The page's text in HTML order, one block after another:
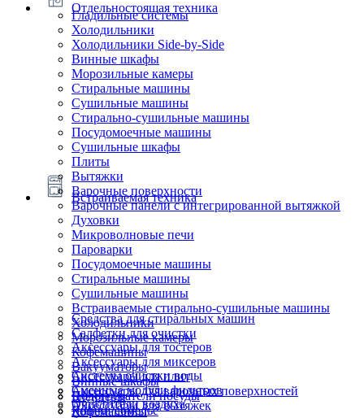
Отдельностоящая техника
Гладильные системы
Холодильники
Холодильники Side-by-Side
Винные шкафы
Морозильные камеры
Стиральные машины
Сушильные машины
Стирально-сушильные машины
Посудомоечные машины
Сушильные шкафы
Плиты
Встраиваемая техника
Вытяжки
Варочные поверхности
Варочные панели с интегрированной вытяжкой
Духовки
Микроволновые печи
Пароварки
Посудомоечные машины
Стиральные машины
Сушильные машины
Встраиваемые стирально-сушильные машины
Холодильники
Морозильные камеры
Кофемашины
Вакууматоры
Винные шкафы
Подогреватели посуды
Ящики сомелье
Блендеры
Кофемашины
Очистители воздуха
Системы очистки воды
Сменные модули фильтров
Аксессуары для тостеров
Аксессуары для миксеров
Аксессуары для плит
Аксессуары для варочных поверхностей
Аксессуары для вытяжек
Средства для стиральных машин
Салфетки для очистки